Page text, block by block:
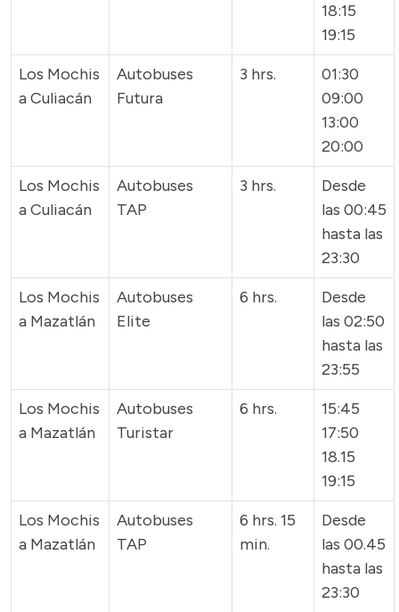
18:15
19:15
Los Mochis
a Culiacán
Autobuses
Futura
3 hrs.
01:30
09:00
13:00
20:00
Los Mochis
a Culiacán
Autobuses
TAP
3 hrs.
Desde
las 00:45
hasta las
23:30
Los Mochis
a Mazatlán
Autobuses
Elite
6 hrs.
Desde
las 02:50
hasta las
23:55
Los Mochis
a Mazatlán
Autobuses
Turistar
6 hrs.
15:45
17:50
18.15
19:15
Los Mochis
a Mazatlán
Autobuses
TAP
6 hrs. 15
min.
Desde
las 00.45
hasta las
23:30